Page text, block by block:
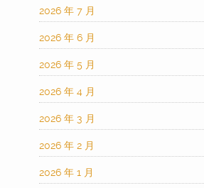
2026 年 7 月
2026 年 6 月
2026 年 5 月
2026 年 4 月
2026 年 3 月
2026 年 2 月
2026 年 1 月